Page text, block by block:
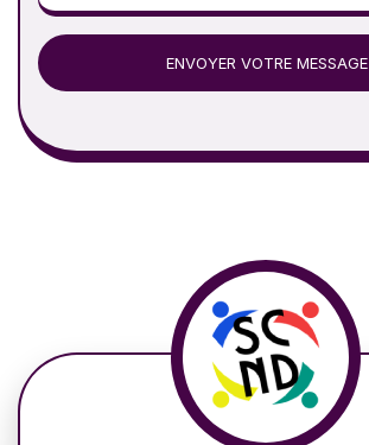
ENVOYER VOTRE MESSAGE